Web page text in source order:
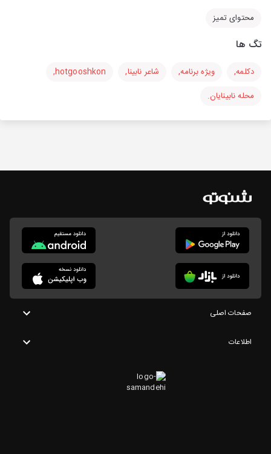
محتوای تمیز
تگ ها
دکلمه, ویژه برنامه, شاعر نابینا,
hotgooshkon,
محله نابینایان.
صفحات اصلی
اطلاعات